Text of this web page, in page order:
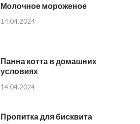
Молочное мороженое
14.04.2024
Панна котта в домашних
условиях
14.04.2024
Пропитка для бисквита